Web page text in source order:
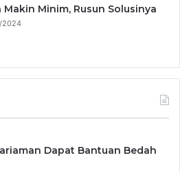
Makin Minim, Rusun Solusinya
2024
Dapat Bantuan Bedah